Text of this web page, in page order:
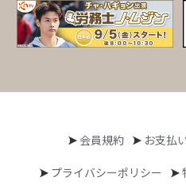
会員規約 お支払
プライバシーポリシー